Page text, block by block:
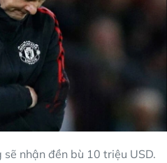
nhận đền bù 10 triệu USD.